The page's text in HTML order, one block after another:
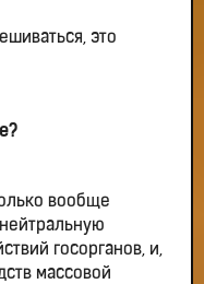
это
вообще
госорганов, и,
массовой